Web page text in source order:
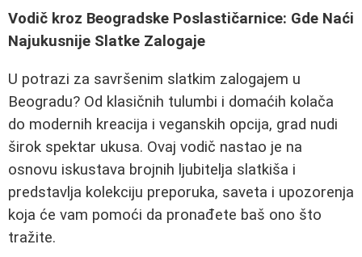
Vodič kroz Beogradske Poslastičarnice: Gde Naći
Najukusnije Slatke Zalogaje
U potrazi za savršenim slatkim zalogajem u
Beogradu? Od klasičnih tulumbi i domaćih kolača
do modernih kreacija i veganskih opcija, grad nudi
širok spektar ukusa. Ovaj vodič nastao je na
osnovu iskustava brojnih ljubitelja slatkiša i
predstavlja kolekciju preporuka, saveta i upozorenja
koja će vam pomoći da pronađete baš ono što
tražite.